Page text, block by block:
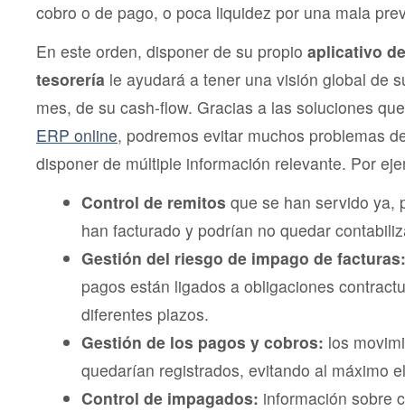
cobro o de pago, o poca liquidez por una mala
En este orden, disponer de su propio aplicativo
tesorería le ayudará a tener una visión global de
mes, de su cash-flow. Gracias a las soluciones
ERP online, podremos evitar muchos problemas
disponer de múltiple información relevante. Por
Control de remitos que se han servido ya,
han facturado y podrían no quedar
Gestión del riesgo de impago de facturas:
pagos están ligados a obligaciones
diferentes plazos.
Gestión de los pagos y cobros: los
quedarían registrados, evitando al máximo
Control de impagados: información sobre